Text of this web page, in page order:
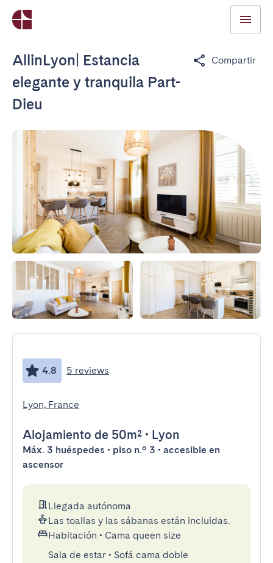
AllinLyon| Estancia
elegante y tranquila Part-
Dieu
Compartir
4.8 5 reviews
Lyon, France
Alojamiento de 50m² • Lyon
Máx. 3 huéspedes • piso n.º 3 • accesible en
ascensor
Llegada autónoma
Las toallas y las sábanas están incluidas.
Habitación • Cama queen size
Sala de estar • Sofá cama doble